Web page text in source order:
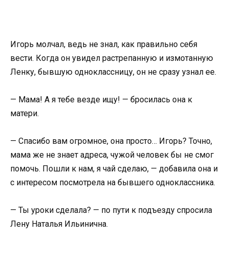
Игорь молчал, ведь не знал, как правильно себя
вести. Когда он увидел растрепанную и измотанную
Ленку, бывшую одноклассницу, он не сразу узнал ее.
— Мама! А я тебе везде ищу! — бросилась она к
матери.
— Спасибо вам огромное, она просто… Игорь? Точно,
мама же не знает адреса, чужой человек бы не смог
помочь. Пошли к нам, я чай сделаю, — добавила она и
с интересом посмотрела на бывшего одноклассника.
— Ты уроки сделала? — по пути к подъезду спросила
Лену Наталья Ильинична.